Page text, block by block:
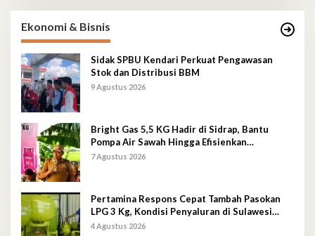
Ekonomi & Bisnis
Sidak SPBU Kendari Perkuat Pengawasan
Stok dan Distribusi BBM
9 Agustus 2026
Bright Gas 5,5 KG Hadir di Sidrap, Bantu
Pompa Air Sawah Hingga Efisienkan
Penyaluran Elpiji 3 Kg
7 Agustus 2026
Pertamina Respons Cepat Tambah Pasokan
LPG 3 Kg, Kondisi Penyaluran di Sulawesi
Selatan Berlangsung Kondusif
4 Agustus 2026